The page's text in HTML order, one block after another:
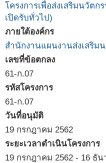
โครงการเพื่อส่งเสริมนวัต
เปิดรับทั่วไป)
ภายใต้องค์กร
สำนักงานแผนงานส่งเสริม
เลขที่ข้อตกลง
61-ก.07
รหัสโครงการ
61-ก.07
วันที่อนุมัติ
19 กรกฎาคม 2562
ระยะเวลาดำเนินโครงการ
19 กรกฎาคม 2562 - 16 ธัน